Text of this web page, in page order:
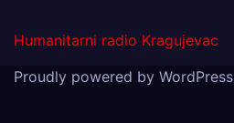
Humanitarni radio Kragujevac
Proudly powered by WordPress